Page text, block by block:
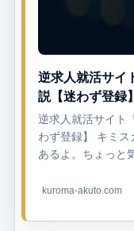
逆求人就活サイ
説【迷わず登録】
逆求人就活サイト
わず登録】 キミス
あるよ。ちょっと
キミスカのいい評...
kuroma-akuto.com